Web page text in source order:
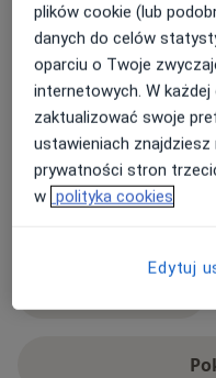
StacjonarneZobacz
Konsultacje online
Zdjęcia i filmy
plików cookie (lub
danych do celów
oparciu o Twoje
internetowych. W
zaktualizować swoje
ustawieniach
prywatności stron
w polityka cookies
Edytuj